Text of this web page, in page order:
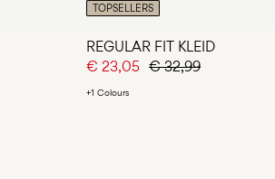
TOPSELLERS
REGULAR FIT KLEID
€ 23,05 € 32,99
+1 Colours